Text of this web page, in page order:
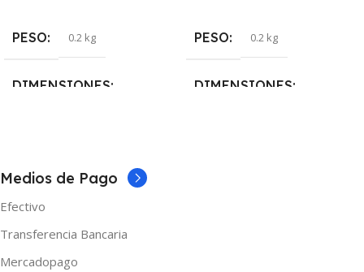
PESO 0.2 kg
DIMENSIONES
NICOTINA
0mg,3mg
MARCAS
PESO 0.2 kg
DIMENSIONES
Medios de Pago
Efectivo
Transferencia Bancaria
Mercadopago